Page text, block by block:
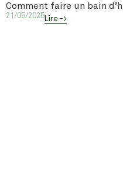
Comment faire un bain
21/05/2025Lire ->